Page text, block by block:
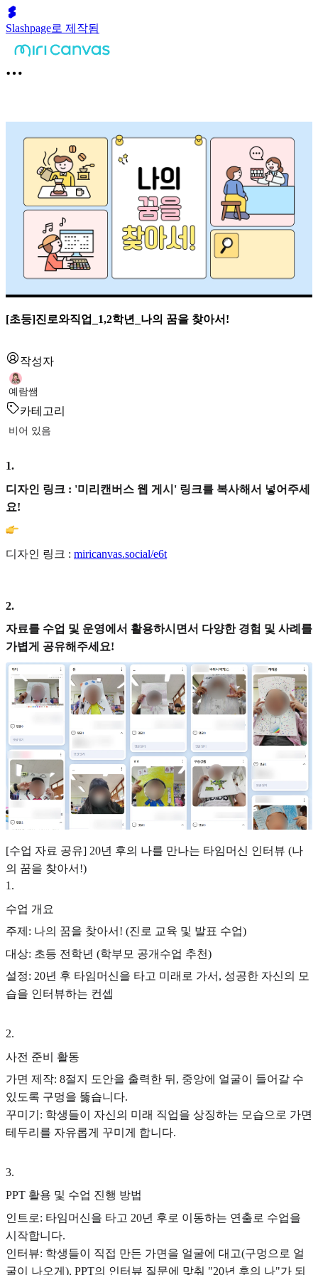
Slashpage로 제작됨
[초등]진로와직업_1,2학년_나의 꿈을 찾아서!
작성자
예람쌤
카테고리
비어 있음
1.
디자인 링크 : '미리캔버스 웹 게시' 링크를 복사해서 넣어주세
요!
디자인 링크 : miricanvas.social/e6t
2.
자료를 수업 및 운영에서 활용하시면서 다양한 경험 및 사례를
가볍게 공유해주세요!
[수업 자료 공유] 20년 후의 나를 만나는 타임머신 인터뷰 (나
의 꿈을 찾아서!)
1 .
수업 개요
주제: 나의 꿈을 찾아서! (진로 교육 및 발표 수업)
대상: 초등 전학년 (학부모 공개수업 추천)
설정: 20년 후 타임머신을 타고 미래로 가서, 성공한 자신의 모
습을 인터뷰하는 컨셉
2.
사전 준비 활동
가면 제작: 8절지 도안을 출력한 뒤, 중앙에 얼굴이 들어갈 수
있도록 구멍을 뚫습니다.
꾸미기: 학생들이 자신의 미래 직업을 상징하는 모습으로 가면
테두리를 자유롭게 꾸미게 합니다.
3.
PPT 활용 및 수업 진행 방법
인트로: 타임머신을 타고 20년 후로 이동하는 연출로 수업을
시작합니다.
인터뷰: 학생들이 직접 만든 가면을 얼굴에 대고(구멍으로 얼
굴이 나오게), PPT의 인터뷰 질문에 맞춰 "20년 후의 나"가 되